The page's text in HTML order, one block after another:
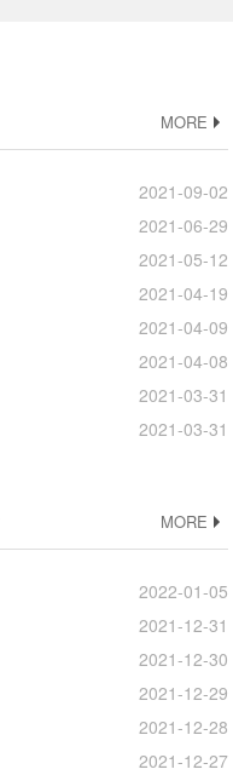
MORE
2021-09-02
2021-06-29
2021-05-12
2021-04-19
2021-04-09
2021-04-08
2021-03-31
2021-03-31
MORE
2022-01-05
2021-12-31
2021-12-30
2021-12-29
2021-12-28
2021-12-27